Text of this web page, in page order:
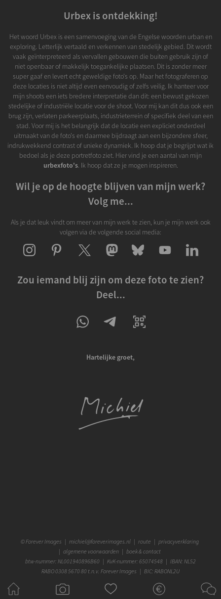
Urbex is ontdekking!
Het woord Urbex is een samenvoeging van de Engelse woorden urban en
exploring. Letterlijk vertaald en verkennen van stedelijk gebied. Dit wordt
vaak geïnterpreteerd als vervallen gebouwen die buiten gebruik zijn of
niet openbaar of makkelijk toegankelijke plaatsen. Dit is zonder meer
super gaaf en levert echt geweldige foto's op. Maar het fotograferen op
deze locaties is niet altijd even eenvoudig of zelfs veilig. Ik hanteer voor
mijn shoots een iets bredere interpretatie dan dit: een bewust gekozen
stedelijke of industriële locatie voor de shoot. Voor mij kan dit dus ook een
brug zijn, verlaten parkeerplaats, industrieterrein of specifiek deel van een
stad. Voor mij is het belangrijk dat de locatie een expliciet onderdeel
uitmaakt van de foto's en daarmee bijdraagt aan een bijzondere sfeer,
indrukwekkend contrast of unieke dynamiek. Ik hoop dat je begrijpt wat ik
bedoel als je deze portretfoto ziet. Hier vind je een aantal van mijn
urbexfoto's. Ik hoop dat ze je mogen inspireren.
Wil je op de hoogte blijven van mijn werk?
Volg me...
Als je dat leuk vindt om meer van mijn werk te zien, kun je mijn werk ook
volgen via de volgende social media:
Zou iemand blij zijn om deze foto te zien?
Deel...
Hartelijke groet,
©Forever Images | michiel@foreverimages.nl | route | privacyverklaring
| algemene voorwaarden | boek & contact
btw-nummer: NL001940896B60 | KvK-nummer: 65074548 | IBAN: NL52
RABO 0308 5670 80 t.n.v. Forever Images | BIC: RABONL2U